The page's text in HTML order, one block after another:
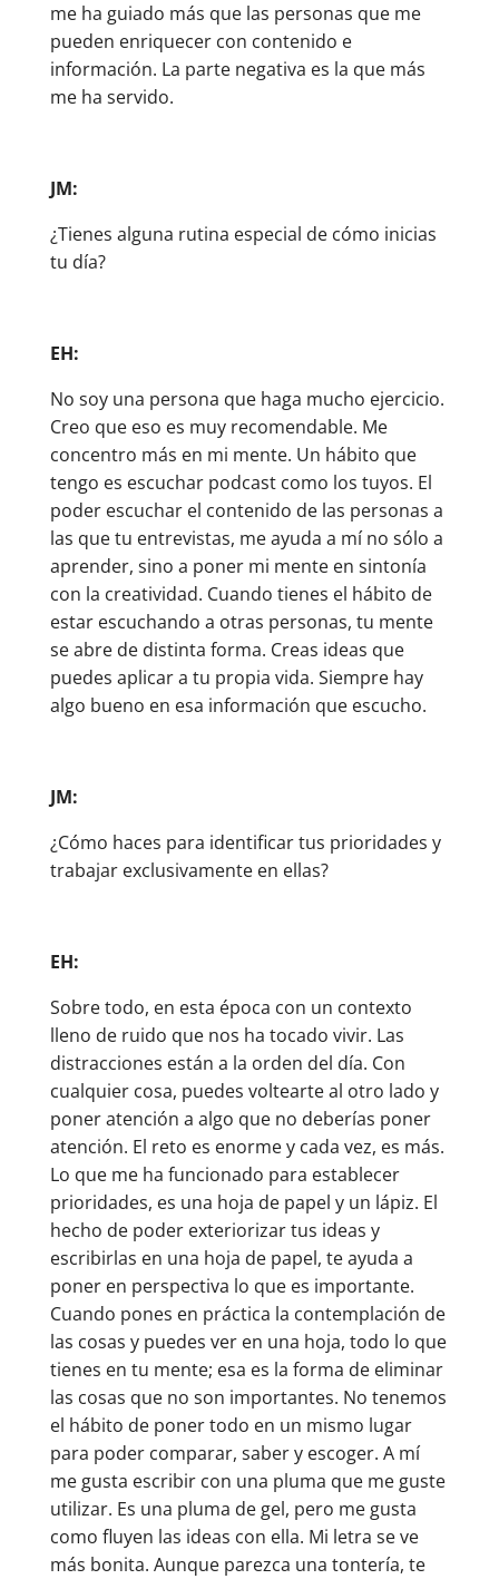
me ha guiado más que las personas que me
pueden enriquecer con contenido e
información. La parte negativa es la que más
me ha servido.
JM:
¿Tienes alguna rutina especial de cómo inicias
tu día?
EH:
No soy una persona que haga mucho ejercicio.
Creo que eso es muy recomendable. Me
concentro más en mi mente. Un hábito que
tengo es escuchar podcast como los tuyos. El
poder escuchar el contenido de las personas a
las que tu entrevistas, me ayuda a mí no sólo a
aprender, sino a poner mi mente en sintonía
con la creatividad. Cuando tienes el hábito de
estar escuchando a otras personas, tu mente
se abre de distinta forma. Creas ideas que
puedes aplicar a tu propia vida. Siempre hay
algo bueno en esa información que escucho.
JM:
¿Cómo haces para identificar tus prioridades y
trabajar exclusivamente en ellas?
EH:
Sobre todo, en esta época con un contexto
lleno de ruido que nos ha tocado vivir. Las
distracciones están a la orden del día. Con
cualquier cosa, puedes voltearte al otro lado y
poner atención a algo que no deberías poner
atención. El reto es enorme y cada vez, es más.
Lo que me ha funcionado para establecer
prioridades, es una hoja de papel y un lápiz. El
hecho de poder exteriorizar tus ideas y
escribirlas en una hoja de papel, te ayuda a
poner en perspectiva lo que es importante.
Cuando pones en práctica la contemplación de
las cosas y puedes ver en una hoja, todo lo que
tienes en tu mente; esa es la forma de eliminar
las cosas que no son importantes. No tenemos
el hábito de poner todo en un mismo lugar
para poder comparar, saber y escoger. A mí
me gusta escribir con una pluma que me guste
utilizar. Es una pluma de gel, pero me gusta
como fluyen las ideas con ella. Mi letra se ve
más bonita. Aunque parezca una tontería, te